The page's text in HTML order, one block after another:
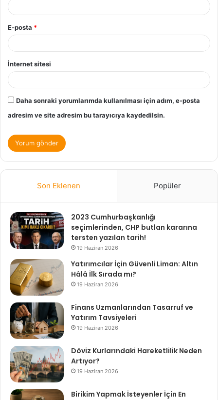
E-posta *
İnternet sitesi
Daha sonraki yorumlarımda kullanılması için adım, e-posta
adresim ve site adresim bu tarayıcıya kaydedilsin.
Son Eklenen Popüler
2023 Cumhurbaşkanlığı
seçimlerinden, CHP butlan kararına
tersten yazılan tarih!
19 Haziran 2026
Yatırımcılar İçin Güvenli Liman: Altın
Hâlâ İlk Sırada mı?
19 Haziran 2026
Finans Uzmanlarından Tasarruf ve
Yatırım Tavsiyeleri
19 Haziran 2026
Döviz Kurlarındaki Hareketlilik Neden
Artıyor?
19 Haziran 2026
Birikim Yapmak İsteyenler İçin En